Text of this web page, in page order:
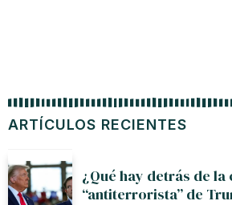
ARTÍCULOS RECIENTES
¿Qué hay detrás de la
“antiterrorista” de